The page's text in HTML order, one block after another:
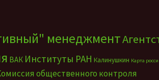
менеджмент
ВАК Институты РАН Калинушкин Карта
общественного контроля